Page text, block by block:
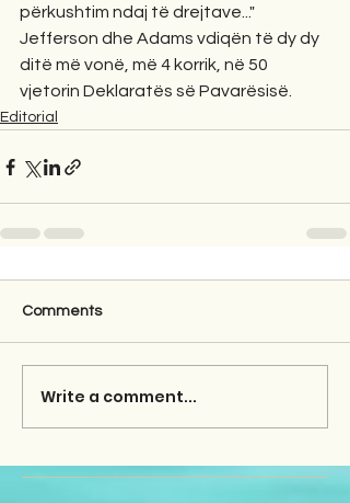
përkushtim ndaj të drejtave..."
Jefferson dhe Adams vdiqën të dy dy
ditë më vonë, më 4 korrik, në 50
vjetorin Deklaratës së Pavarësisë.
Editorial
Comments
Write a comment...